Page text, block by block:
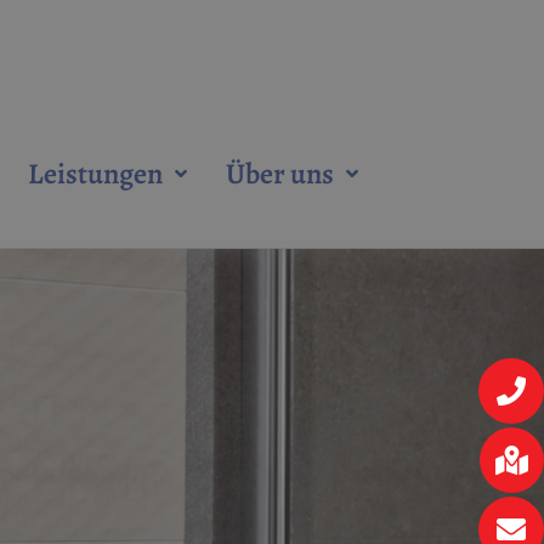
Leistungen Über uns